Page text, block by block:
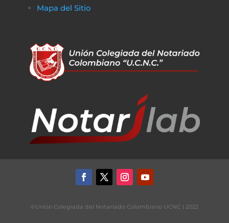
Mapa del Sitio
©Unión Colegiada del Notariado Colombiano UCNC | 2022